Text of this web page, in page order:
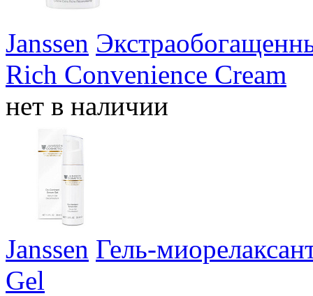
Janssen
Rich Convenience Cream
нет в наличии
Janssen Гель-
Gel